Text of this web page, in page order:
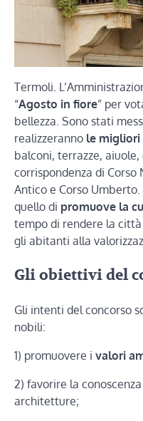
Termoli.
“Agosto in fiore” per
bellezza. Sono stati
realizzeranno le
balconi, terrazze,
corrispondenza di Corso
Antico e Corso
quello di promuove la
tempo di rendere la
gli abitanti alla
Gli obiettivi del
Gli intenti del concorso
nobili:
1) promuovere i valori
2) favorire la
architetture;